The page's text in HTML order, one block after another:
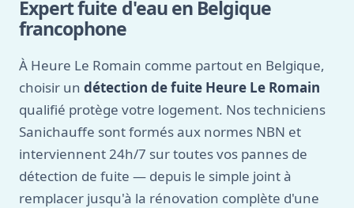
Expert fuite d'eau en Belgique
francophone
À Heure Le Romain comme partout en Belgique,
choisir un détection de fuite Heure Le Romain
qualifié protège votre logement. Nos techniciens
Sanichauffe sont formés aux normes NBN et
interviennent 24h/7 sur toutes vos pannes de
détection de fuite — depuis le simple joint à
remplacer jusqu'à la rénovation complète d'une